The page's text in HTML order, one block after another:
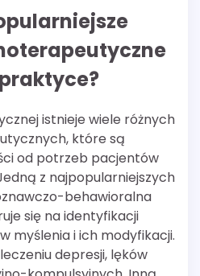
istnieje wiele różnych
które są
od potrzeb pacjentów
z najpopularniejszych
behawioralna
się na identyfikacji
myślenia i ich modyfikacji.
depresji, lęków